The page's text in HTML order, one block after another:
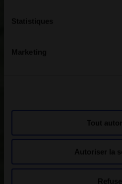
Statistiques
Marketing
Tout
Autoriser la